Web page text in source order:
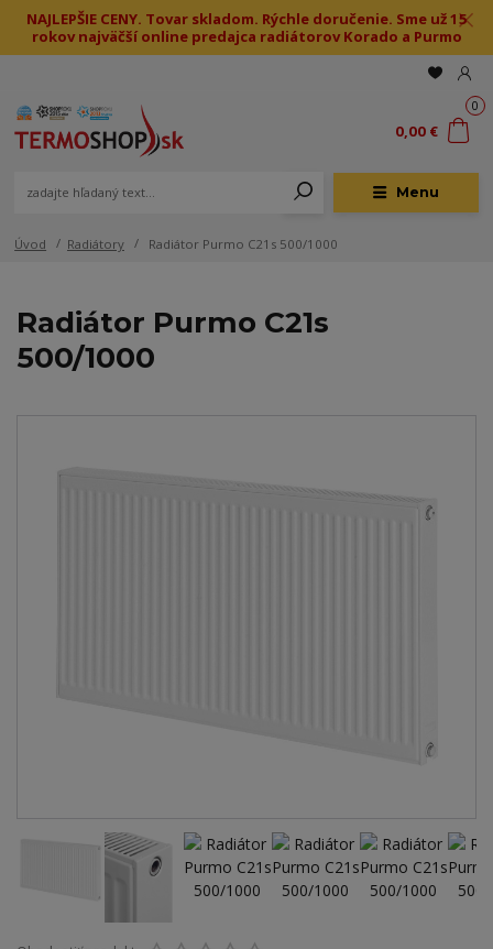
NAJLEPŠIE CENY. Tovar skladom. Rýchle doručenie. Sme už 15
rokov najväčší online predajca radiátorov Korado a Purmo
Menu
0
0,00 €
Úvod Radiátory Radiátor Purmo C21s 500/1000
Radiátor Purmo C21s
500/1000